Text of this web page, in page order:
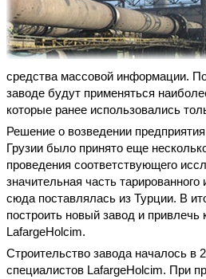
средства массовой информации.
заводе будут применяться
которые ранее использовались
Решение о возведении
Грузии было принято еще
проведения соответствующего
значительная часть тарированного
сюда поставлялась из Турции. В
построить новый завод и привлечь
LafargeHolcim.
Строительство завода началось в
специалистов LafargeHolcim. При